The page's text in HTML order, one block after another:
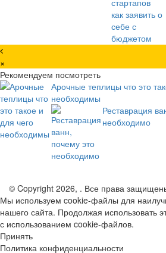
×
Рекомендуем посмотреть
Арочные теплицы что это
необходимы
Реставрация
необходимо
© Copyright 2026, . Все права
Мы используем cookie-файлы для
нашего сайта. Продолжая использовать
с использованием cookie-файлов.
Принять
Политика конфиденциальности